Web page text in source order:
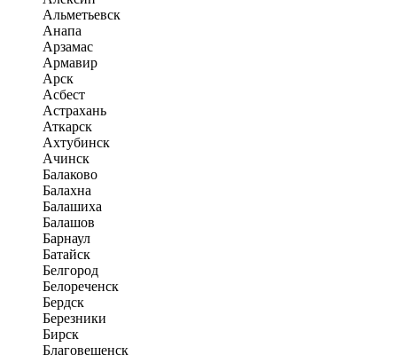
Альметьевск
Анапа
Арзамас
Армавир
Арск
Асбест
Астрахань
Аткарск
Ахтубинск
Ачинск
Балаково
Балахна
Балашиха
Балашов
Барнаул
Батайск
Белгород
Белореченск
Бердск
Березники
Бирск
Благовещенск